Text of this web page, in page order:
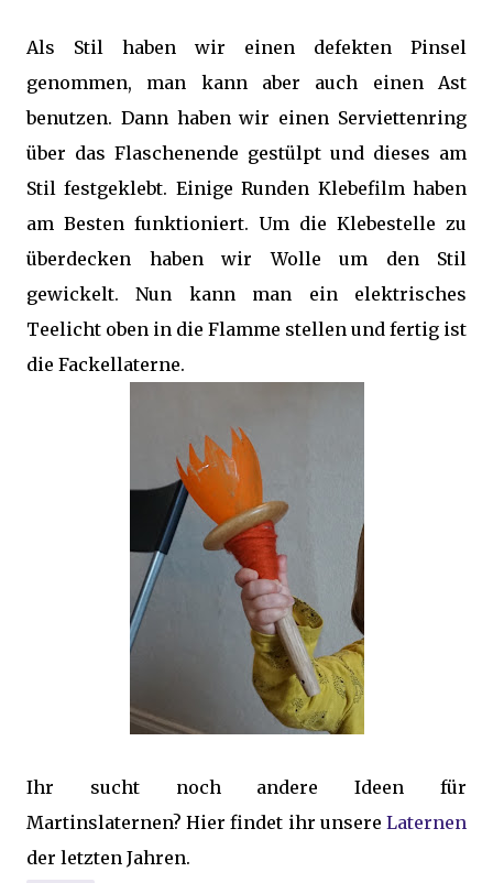
Als Stil haben wir einen defekten Pinsel
genommen, man kann aber auch einen Ast
benutzen. Dann haben wir einen Serviettenring
über das Flaschenende gestülpt und dieses am
Stil festgeklebt. Einige Runden Klebefilm haben
am Besten funktioniert. Um die Klebestelle zu
überdecken haben wir Wolle um den Stil
gewickelt. Nun kann man ein elektrisches
Teelicht oben in die Flamme stellen und fertig ist
die Fackellaterne.
Ihr sucht noch andere Ideen für
Martinslaternen? Hier findet ihr unsere Laternen
der letzten Jahren.